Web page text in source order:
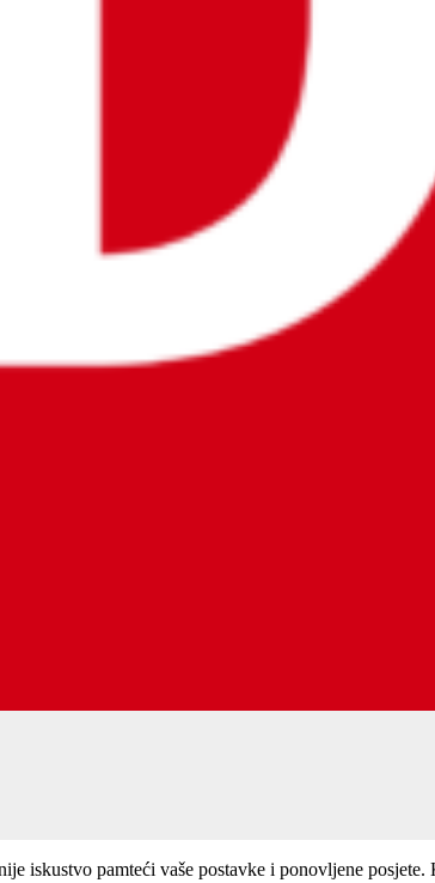
iskustvo pamteći vaše postavke i ponovljene